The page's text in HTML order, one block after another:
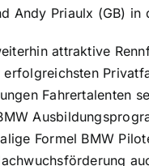
Andy Priaulx (GB) in
attraktive
Fahrertalenten
Formel BMW